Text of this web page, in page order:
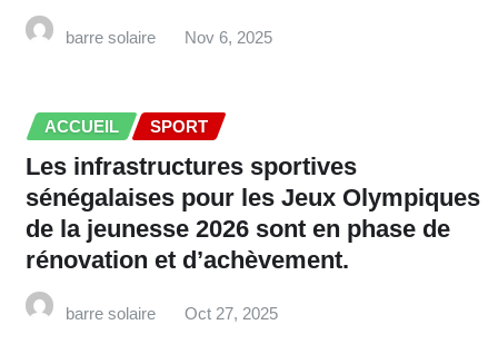
barre solaire Nov 6, 2025
ACCUEIL SPORT
Les infrastructures sportives
sénégalaises pour les Jeux Olympiques
de la jeunesse 2026 sont en phase de
rénovation et d’achèvement.
barre solaire Oct 27, 2025